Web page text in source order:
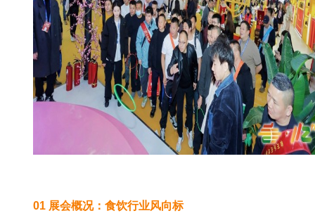
01 展会概况：食饮行业风向标